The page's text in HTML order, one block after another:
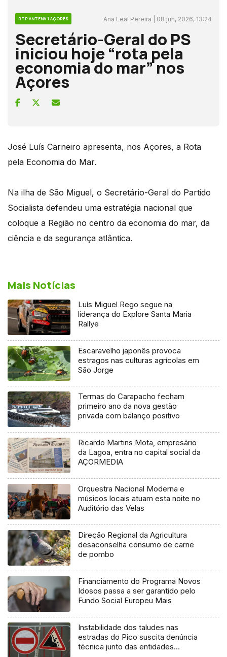
RTP ANTENA 1 AÇORES Ana Leal Pereira | 08 jun, 2026, 13:24
Secretário-Geral do PS
iniciou hoje “rota pela
economia do mar” nos
Açores
José Luís Carneiro apresenta, nos Açores, a Rota
pela Economia do Mar.
Na ilha de São Miguel, o Secretário-Geral do Partido
Socialista defendeu uma estratégia nacional que
coloque a Região no centro da economia do mar, da
ciência e da segurança atlântica.
Mais Notícias
Luís Miguel Rego segue na
liderança do Explore Santa Maria
Rallye
Escaravelho japonês provoca
estragos nas culturas agrícolas em
São Jorge
Termas do Carapacho fecham
primeiro ano da nova gestão
privada com balanço positivo
Ricardo Martins Mota, empresário
da Lagoa, entra no capital social da
AÇORMEDIA
Orquestra Nacional Moderna e
músicos locais atuam esta noite no
Auditório das Velas
Direção Regional da Agricultura
desaconselha consumo de carne
de pombo
Financiamento do Programa Novos
Idosos passa a ser garantido pelo
Fundo Social Europeu Mais
Instabilidade dos taludes nas
estradas do Pico suscita denúncia
técnica junto das entidades